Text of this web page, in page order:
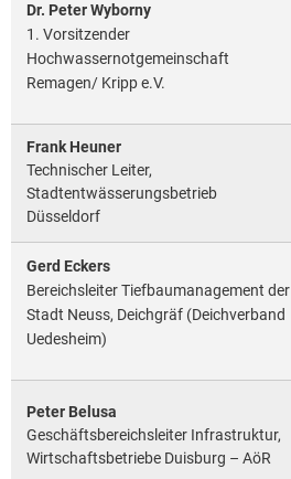
Dr. Peter Wyborny
1. Vorsitzender
Hochwassernotgemeinschaft
Remagen/ Kripp e.V.
Frank Heuner
Technischer Leiter,
Stadtentwässerungsbetrieb
Düsseldorf
Gerd Eckers
Bereichsleiter Tiefbaumanagement der
Stadt Neuss, Deichgräf (Deichverband
Uedesheim)
Peter Belusa
Geschäftsbereichsleiter Infrastruktur,
Wirtschaftsbetriebe Duisburg – AöR